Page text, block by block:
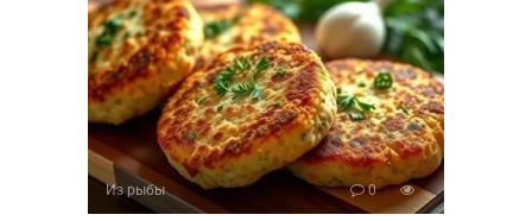
Из рыбы 0